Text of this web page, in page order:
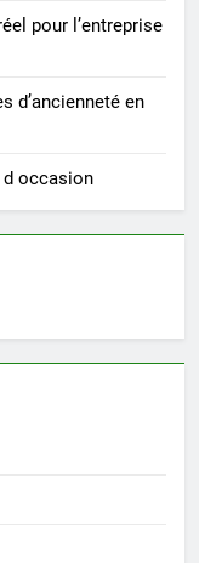
pour l’entreprise
d’ancienneté en
occasion